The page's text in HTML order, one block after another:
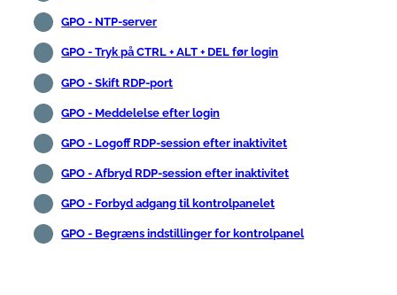
GPO - NTP-server
GPO - Tryk på CTRL + ALT + DEL før login
GPO - Skift RDP-port
GPO - Meddelelse efter login
GPO - Logoff RDP-session efter inaktivitet
GPO - Afbryd RDP-session efter inaktivitet
GPO - Forbyd adgang til kontrolpanelet
GPO - Begræns indstillinger for kontrolpanel